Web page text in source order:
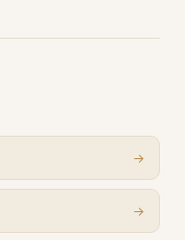
→
→